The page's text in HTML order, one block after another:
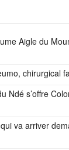
Aigle du
chirurgical
Ndé s’offre
va arriver